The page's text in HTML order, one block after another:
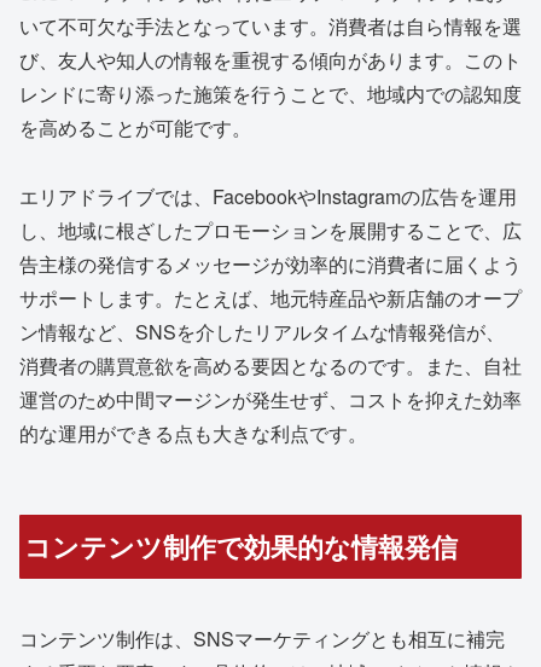
いて不可欠な手法となっています。消費者は自ら情報を選
び、友人や知人の情報を重視する傾向があります。このト
レンドに寄り添った施策を行うことで、地域内での認知度
を高めることが可能です。
エリアドライブでは、FacebookやInstagramの広告を運用
し、地域に根ざしたプロモーションを展開することで、広
告主様の発信するメッセージが効率的に消費者に届くよう
サポートします。たとえば、地元特産品や新店舗のオープ
ン情報など、SNSを介したリアルタイムな情報発信が、
消費者の購買意欲を高める要因となるのです。また、自社
運営のため中間マージンが発生せず、コストを抑えた効率
的な運用ができる点も大きな利点です。
コンテンツ制作で効果的な情報発信
コンテンツ制作は、SNSマーケティングとも相互に補完